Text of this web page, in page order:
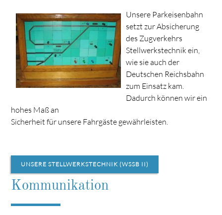
Unsere Parkeisenbahn
setzt zur Absicherung
des Zugverkehrs
Stellwerkstechnik ein,
wie sie auch der
Deutschen Reichsbahn
zum Einsatz kam.
Dadurch können wir ein
hohes Maß an
Sicherheit für unsere Fahrgäste gewährleisten.
UNSERE STELLWERKSTECHNIK (WSSB II)
Kommunikation